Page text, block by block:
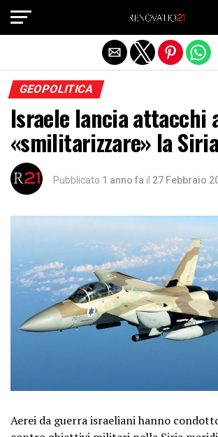
GEOPOLITICA
Israele lancia attacchi
«smilitarizzare» la Siria
Pubblicato 1 anno fa il 27 Febbraio
Aerei da guerra israeliani hanno
Exit mobile version